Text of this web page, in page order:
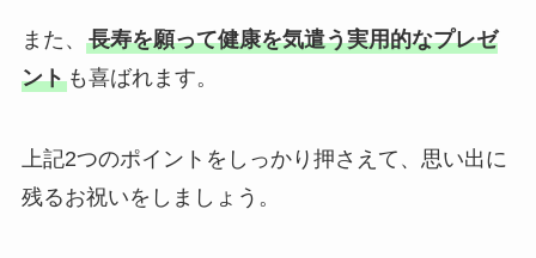
また、 長寿を願って健康を気遣う実用的なプレゼ
ントも喜ばれます。
上記2つのポイントをしっかり押さえて、思い出に
残るお祝いをしましょう。